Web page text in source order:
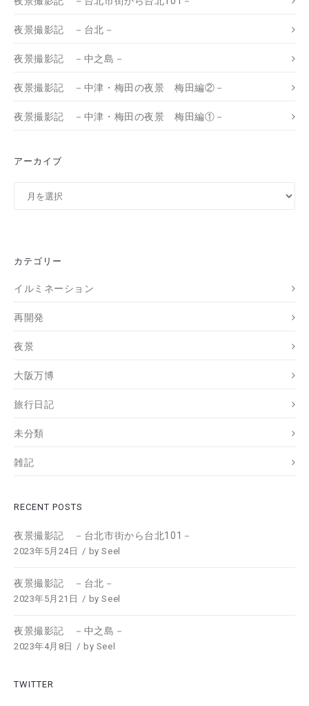
夜景撮影記 －台北－
夜景撮影記 －中之島－
夜景撮影記 －中津・梅田の夜景 梅田編②－
夜景撮影記 －中津・梅田の夜景 梅田編①－
アーカイブ
カテゴリー
イルミネーション
再開発
夜景
大阪万博
旅行日記
未分類
雑記
RECENT POSTS
夜景撮影記 －台北市街から台北101－
2023年5月24日 bySeel
夜景撮影記 －台北－
2023年5月21日 bySeel
夜景撮影記 －中之島－
2023年4月8日 by Seel
TWITTER